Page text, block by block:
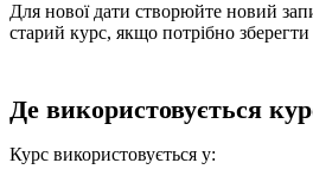
Для нової дати створюйте новий
старий курс, якщо потрібно зберегти
Де використовується
Курс використовується у: